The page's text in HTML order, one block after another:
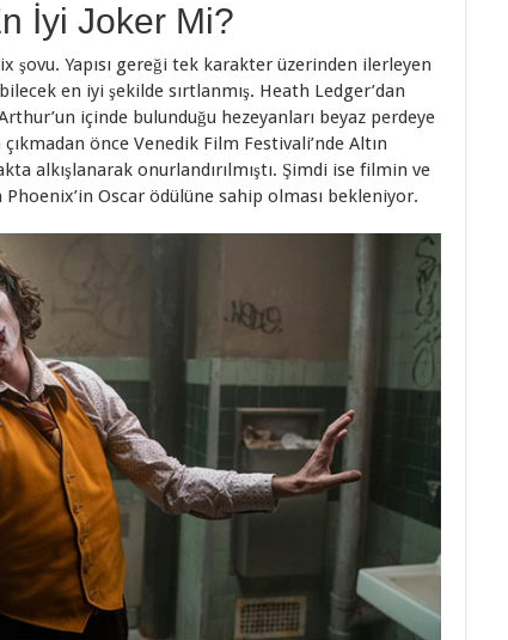
İyi Joker Mi?
şovu. Yapısı gereği tek karakter üzerinden ilerleyen
en iyi şekilde sırtlanmış. Heath Ledger’dan
içinde bulunduğu hezeyanları beyaz perdeye
önce Venedik Film Festivali’nde Altın
alkışlanarak onurlandırılmıştı. Şimdi ise filmin ve
Oscar ödülüne sahip olması bekleniyor.